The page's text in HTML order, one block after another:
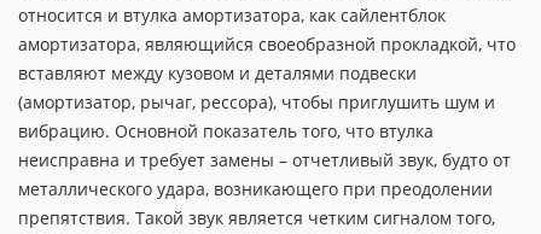
относится и втулка амортизатора, как сайлентблок
амортизатора, являющийся своеобразной прокладкой, что
вставляют между кузовом и деталями подвески
(амортизатор, рычаг, рессора), чтобы приглушить шум и
вибрацию. Основной показатель того, что втулка
неисправна и требует замены – отчетливый звук, будто от
металлического удара, возникающего при преодолении
препятствия. Такой звук является четким сигналом того,